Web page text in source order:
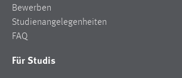
Bewerben
Studienangelegenheiten
FAQ
Für Studis